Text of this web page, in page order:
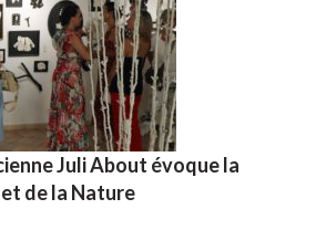
Juli About évoque la
de la Nature